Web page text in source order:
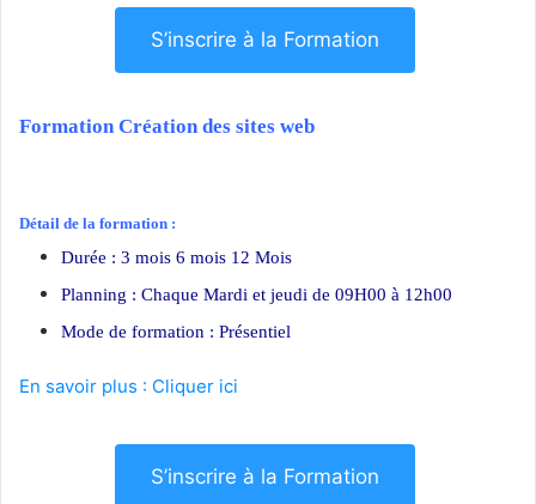
S’inscrire à la Formation
Formation Création des sites web
Détail de la formation :
Durée : 3 mois 6 mois 12 Mois
Planning : Chaque Mardi et jeudi de 09H00 à 12h00
Mode de formation : Présentiel
En savoir plus : Cliquer ici
S’inscrire à la Formation